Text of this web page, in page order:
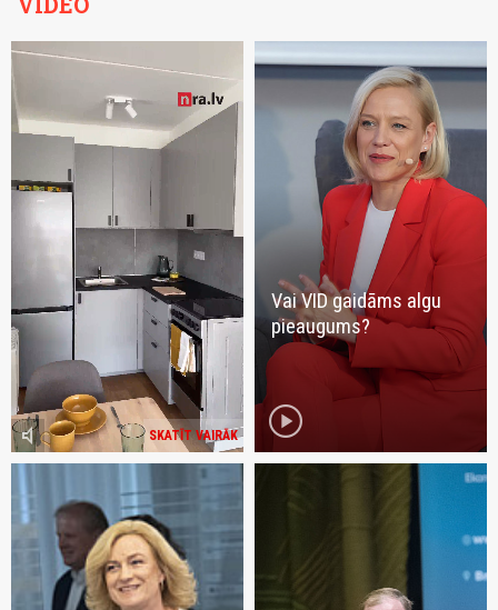
SKATĪT VAIRĀK
volume_mute
Vai VID gaidāms algu
pieaugums?
play_circle